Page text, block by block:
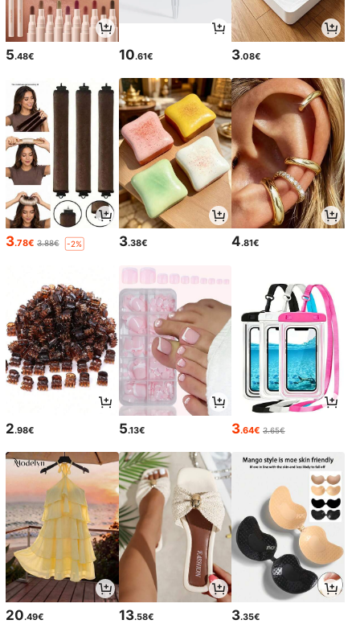
5.48€ 10.61€ 3.08€
3.78€ 3.88€ -2% 3.38€ 4.81€
2.98€ 5.13€ 3.64€ 3.65€
20.49€ 13.58€ 3.35€